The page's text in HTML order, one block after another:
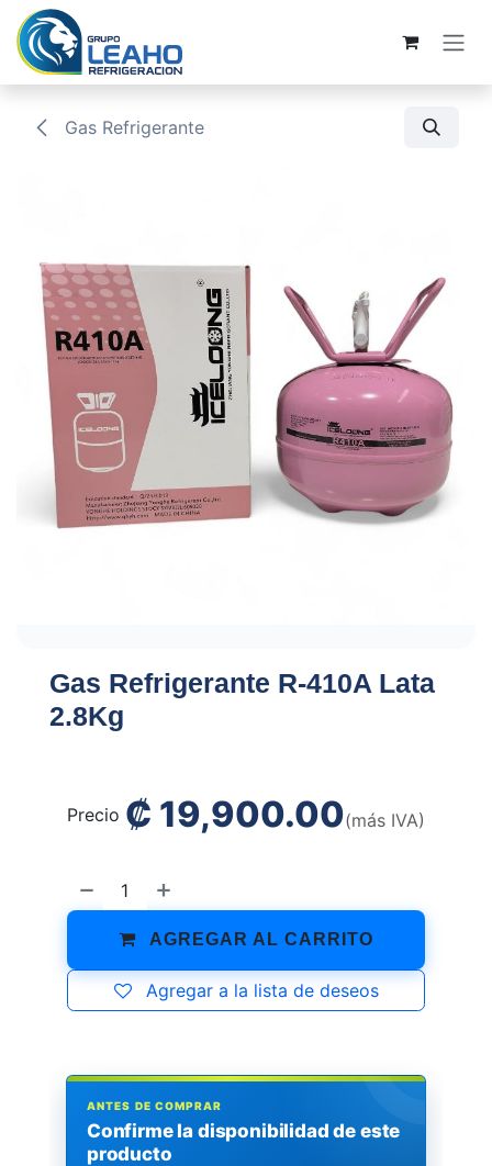
Ir al contenido
Gas Refrigerante
Gas Refrigerante R-410A Lata
2.8Kg
AGREGAR AL CARRITO
Agregar a la lista de deseos
Precio ₡ 19,900.00(más IVA)
ANTES DE COMPRAR
Confirme la disponibilidad de este
producto